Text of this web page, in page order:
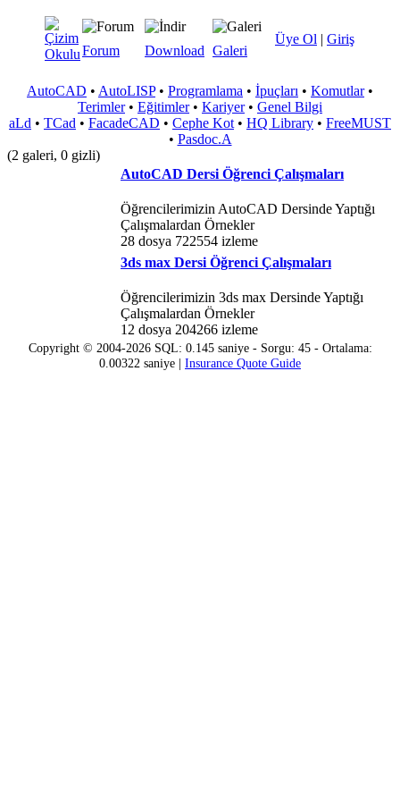
Üye Ol | Giriş
Forum Download Galeri
AutoCAD • AutoLISP• Programlama • İpuçları • Komutlar•
Terimler• Eğitimler• Kariyer• Genel Bilgi
aLd • TCad • FacadeCAD • Cephe Kot • HQ Library • FreeMUST
• Pasdoc.A
(2 galeri, 0 gizli)
AutoCAD Dersi Öğrenci Çalışmaları
Öğrencilerimizin AutoCAD Dersinde Yaptığı
Çalışmalardan Örnekler
28 dosya 722554 izleme
3ds max Dersi Öğrenci Çalışmaları
Öğrencilerimizin 3ds max Dersinde Yaptığı
Çalışmalardan Örnekler
12 dosya 204266 izleme
Copyright © 2004-2026 SQL: 0.145 saniye - Sorgu: 45 - Ortalama:
0.00322 saniye | Insurance Quote Guide